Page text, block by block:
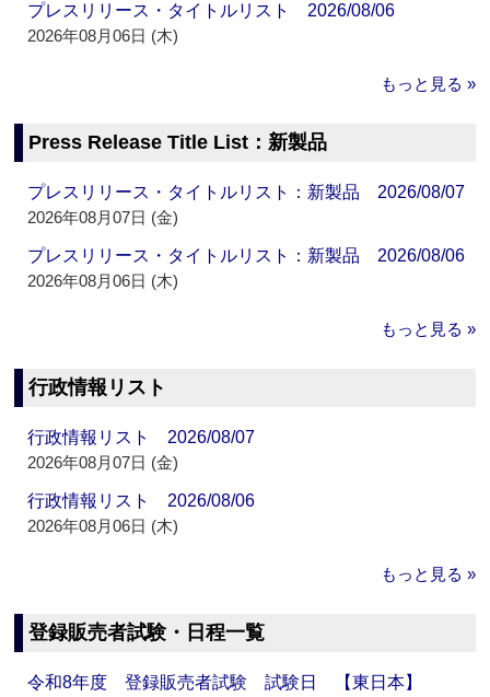
プレスリリース・タイトルリスト 2026/08/06
2026年08月06日 (木)
もっと見る »
Press Release Title List：新製品
プレスリリース・タイトルリスト：新製品 2026/08/07
2026年08月07日 (金)
プレスリリース・タイトルリスト：新製品 2026/08/06
2026年08月06日 (木)
もっと見る »
行政情報リスト
行政情報リスト 2026/08/07
2026年08月07日 (金)
行政情報リスト 2026/08/06
2026年08月06日 (木)
もっと見る »
登録販売者試験・日程一覧
令和8年度 登録販売者試験 試験日 【東日本】